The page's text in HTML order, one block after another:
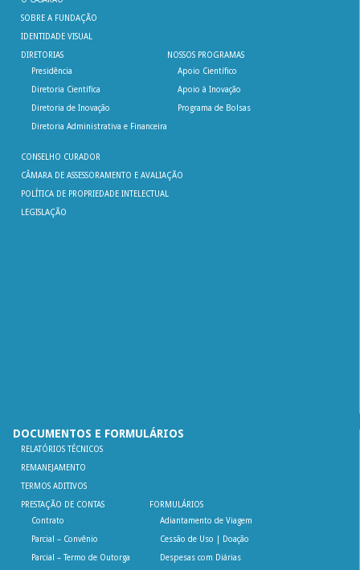
SOBRE A FUNDAÇÃO
IDENTIDADE VISUAL
DIRETORIAS
Presidência
Diretoria Científica
Diretoria de Inovação
Diretoria Administrativa e Financeira
NOSSOS PROGRAMAS
Apoio Científico
Apoio à Inovação
Programa de Bolsas
CONSELHO CURADOR
CÂMARA DE ASSESSORAMENTO E AVALIAÇÃO
POLÍTICA DE PROPRIEDADE INTELECTUAL
LEGISLAÇÃO
DOCUMENTOS E FORMULÁRIOS
RELATÓRIOS TÉCNICOS
REMANEJAMENTO
TERMOS ADITIVOS
PRESTAÇÃO DE CONTAS
Contrato
Parcial – Convênio
Parcial – Termo de Outorga
FORMULÁRIOS
Adiantamento de Viagem
Cessão de Uso | Doação
Despesas com Diárias